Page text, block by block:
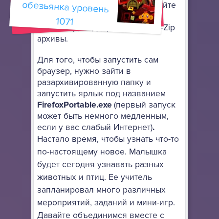
установки: просто разархивируйте
его в любое место, используя
архиватор, поддерживающий 7-Zip
архивы.
Для того, чтобы запустить сам
браузер, нужно зайти в
разархивированную папку и
запустить ярлык под названием
FirefoxPortable.exe(первый запуск
может быть немного медленным,
если у вас слабый Интернет).
Настало время, чтобы узнать что-то
по-настоящему новое. Малышка
будет сегодня узнавать разных
животных и птиц. Ее учитель
запланировал много различных
мероприятий, заданий и мини-игр.
Давайте объединимся вместе с
1071